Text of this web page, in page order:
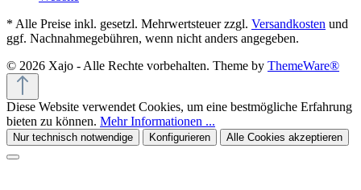
* Alle Preise inkl. gesetzl. Mehrwertsteuer zzgl. Versandkosten und
ggf. Nachnahmegebühren, wenn nicht anders angegeben.
© 2026 Xajo - Alle Rechte vorbehalten. Theme by ThemeWare®
Diese Website verwendet Cookies, um eine bestmögliche Erfahrung
bieten zu können. Mehr Informationen ...
Nur technisch notwendige Konfigurieren Alle Cookies akzeptieren